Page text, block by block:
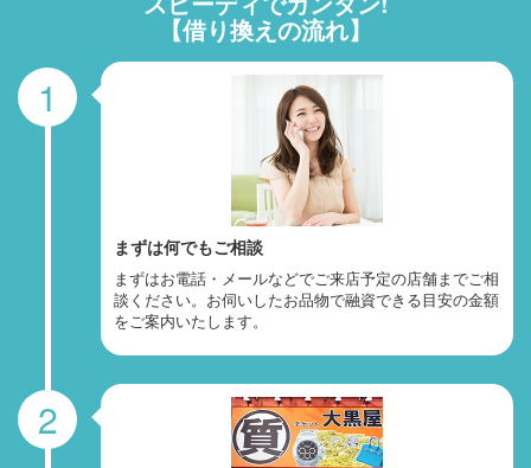
【借り換えの流れ】
1
まずは何でもご相談
まずはお電話・メールなどでご来店予定の店舗までご相
談ください。お伺いしたお品物で融資できる目安の金額
をご案内いたします。
2